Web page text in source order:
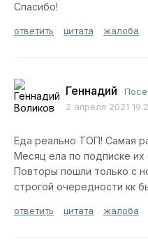
Спасибо!
ответить цитата жалоба
Геннадий
2 апреля 2021
Еда реально ТОП! Самая
Месяц ела по подписке
Повторы пошли только с
строгой очередности кк
ответить цитата жалоба